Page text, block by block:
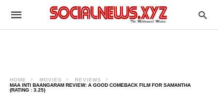
HOME MOVIES
REVIEWS
MAA INTI BAANGARAM REVIEW: A GOOD COMEBACK FILM FOR SAMANTHA
(RATING : 3.25)